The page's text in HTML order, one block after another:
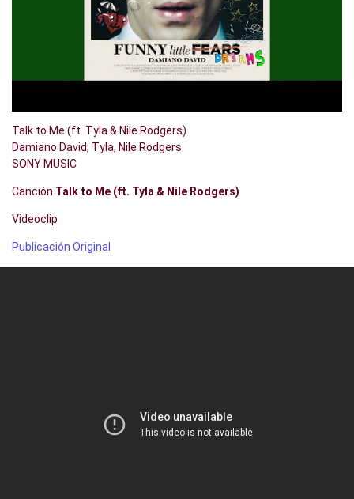
Talk to Me (ft. Tyla & Nile Rodgers)
Damiano David, Tyla, Nile Rodgers
SONY MUSIC
Canción Talk to Me (ft. Tyla & Nile Rodgers)
Videoclip
Publicación Original